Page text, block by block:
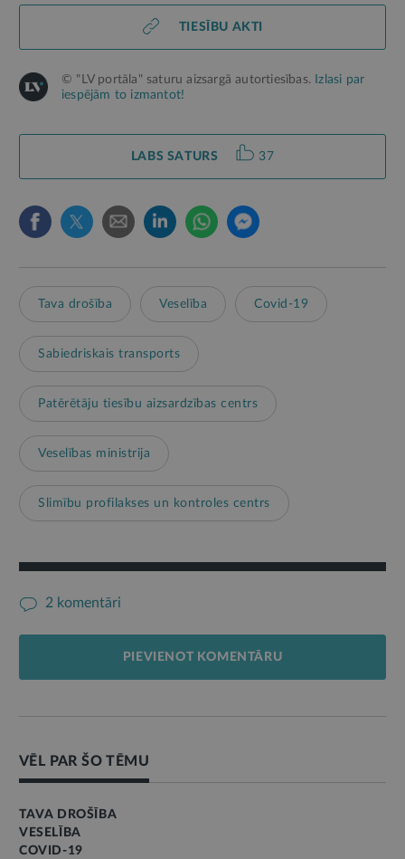
TIESĪBU AKTI
© "LV portāla" saturu aizsargā autortiesības.
Izlasi par
iespējām to izmantot!
LABS SATURS 37
Tava drošība Veselība Covid-19
Sabiedriskais transports
Patērētāju tiesību aizsardzības centrs
Veselības ministrija
Slimību profilakses un kontroles centrs
2 komentāri
PIEVIENOT KOMENTĀRU
VĒL PAR ŠO TĒMU
TAVA DROŠĪBA
VESELĪBA
COVID-19